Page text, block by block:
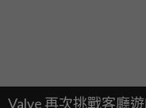
Valve 再次挑戰客廳